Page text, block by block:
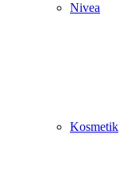
Nivea
Kosmetik